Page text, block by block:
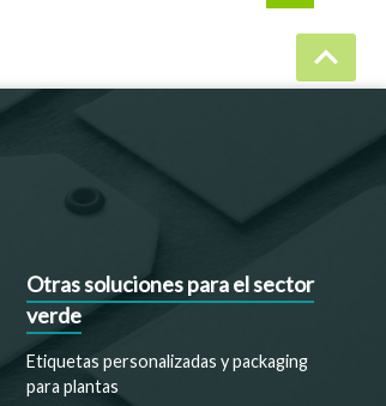
Otras soluciones para el sector
verde
Etiquetas personalizadas y packaging
para plantas
keyboard_arrow_up